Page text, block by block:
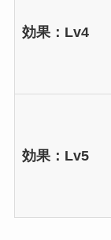
効果：Lv4
効果：Lv5